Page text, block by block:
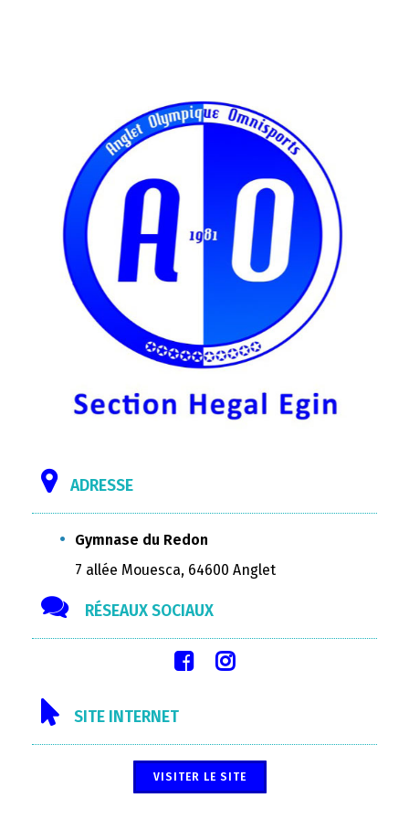
ADRESSE
Gymnase du Redon
7 allée Mouesca, 64600 Anglet
RÉSEAUX SOCIAUX
SITE INTERNET
VISITER LE SITE